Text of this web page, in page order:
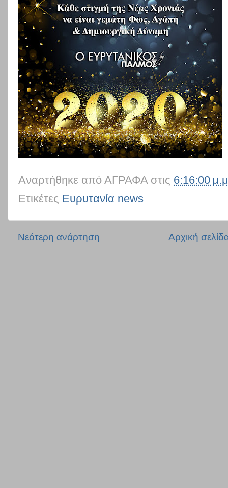
Αναρτήθηκε από ΑΓΡΑΦΑ στις 6:16:00
Ετικέτες Ευρυτανία news
Νεότερη ανάρτηση Αρχική